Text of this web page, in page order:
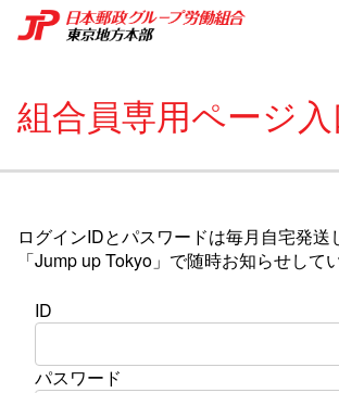
組合員専用ページ入
ログインIDとパスワードは毎月自宅発送
「Jump up Tokyo」で随時お知らせして
ID
パスワード